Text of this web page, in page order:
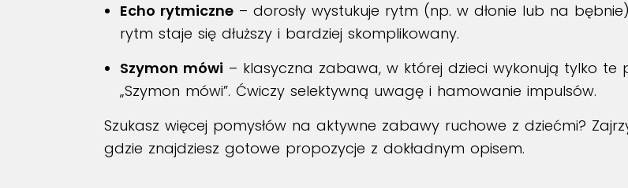
Echo rytmiczne – dorosły wystukuje rytm (np. w dłonie lub na
rytm staje się dłuższy i bardziej skomplikowany.
Szymon mówi – klasyczna zabawa, w której dzieci wykonują tylko te
„Szymon mówi”. Ćwiczy selektywną uwagę i hamowanie impulsów.
Szukasz więcej pomysłów na aktywne zabawy ruchowe z dziećmi?
gdzie znajdziesz gotowe propozycje z dokładnym opisem.